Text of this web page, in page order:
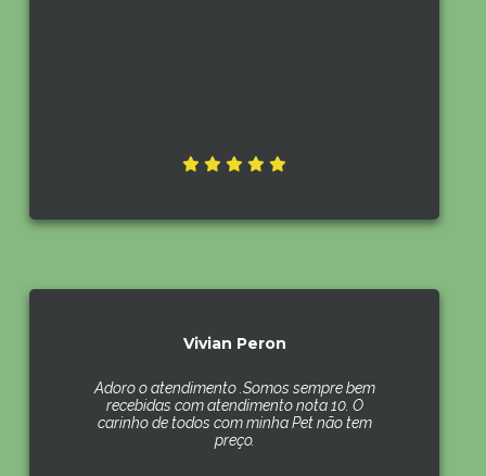
Vivian Peron
Adoro o atendimento .Somos sempre bem
recebidas com atendimento nota 10. O
carinho de todos com minha Pet não tem
preço.